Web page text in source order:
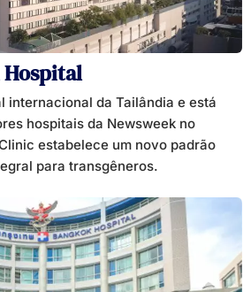
internacional da Tailândia e está
hospitais da Newsweek no
estabelece um novo padrão
para transgêneros.